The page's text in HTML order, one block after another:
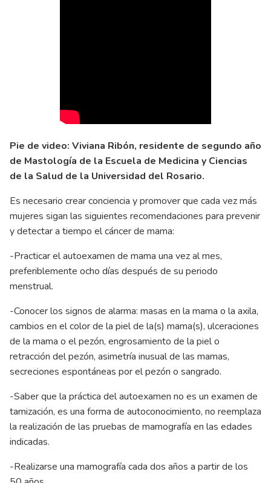
Pie de video: Viviana Ribón, residente de segundo año
de Mastología de la Escuela de Medicina y Ciencias
de la Salud de la Universidad del Rosario.
Es necesario crear conciencia y promover que cada vez más
mujeres sigan las siguientes recomendaciones para prevenir
y detectar a tiempo el cáncer de mama:
-Practicar el autoexamen de mama una vez al mes,
preferiblemente ocho días después de su periodo
menstrual.
-Conocer los signos de alarma: masas en la mama o la axila,
cambios en el color de la piel de la(s) mama(s), ulceraciones
de la mama o el pezón, engrosamiento de la piel o
retracción del pezón, asimetría inusual de las mamas,
secreciones espontáneas por el pezón o sangrado.
-Saber que la práctica del autoexamen no es un examen de
tamización, es una forma de autoconocimiento, no reemplaza
la realización de las pruebas de mamografía en las edades
indicadas.
-Realizarse una mamografía cada dos años a partir de los